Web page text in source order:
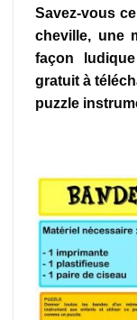
Savez-vous
cheville, une
façon
gratuit à
puzzle